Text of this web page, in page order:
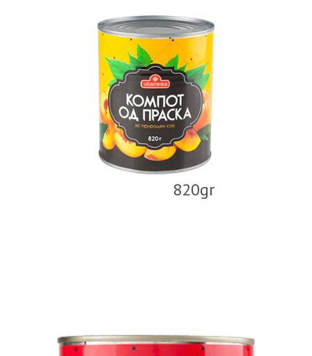
820gr